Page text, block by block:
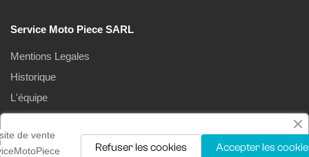
Service Moto Piece SARL
Mentions Legales
Historique
L'équipe
de vente
Accepter les
Refuser les cookies